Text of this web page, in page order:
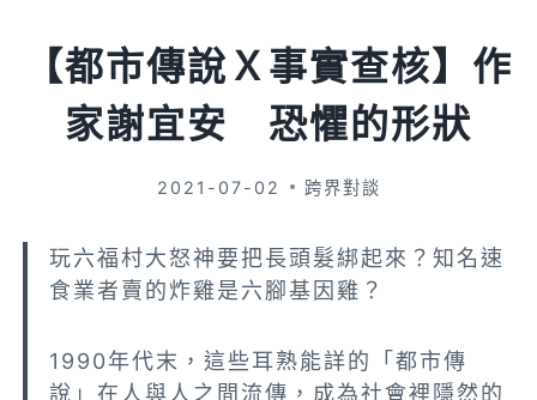
【都市傳說Ｘ事實查核】作
家謝宜安 恐懼的形狀
2021-07-02 跨界對談
玩六福村大怒神要把長頭髮綁起來？知名速
食業者賣的炸雞是六腳基因雞？
1990年代末，這些耳熟能詳的「都市傳
說」在人與人之間流傳，成為社會裡隱然的